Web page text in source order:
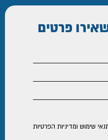
פרטים
שימוש ומדיניות הפרטיות